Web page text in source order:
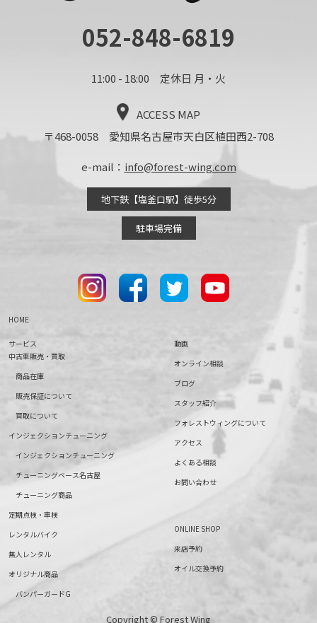
052-848-6819
11:00 - 18:00 定休日 月・火
ACCESS MAP
〒468-0058 愛知県名古屋市天白区植田西2-708
e-mail： info@forest-wing.com
地下鉄【塩釜口駅】徒歩5分
駐車場完備
HOME
サービス
中古車販売・買取
商品在庫
販売保証について
買取について
インジェクションチューニング
インジェクションチューニング
チューニングベース名古屋
チューニング商品
定期点検・車検
レンタルバイク
無人レンタル
オリジナル商品
バンパーガードG
動画
オンライン相談
ブログ
スタッフ紹介
フォレストウィングについて
アクセス
よくある相談
お問い合わせ
ONLINE SHOP
来店予約
オイル交換予約
Copyright © Forest Wing